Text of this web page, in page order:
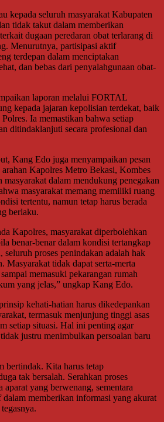
kepada seluruh masyarakat Kabupaten
tidak takut dalam memberikan
dugaan peredaran obat terlarang di
Menurutnya, partisipasi aktif
terdepan dalam menciptakan
dan bebas dari penyalahgunaan obat-
laporan melalui FORTAL
kepada jajaran kepolisian terdekat, baik
Ia memastikan bahwa setiap
ditindaklanjuti secara profesional dan
Kang Edo juga menyampaikan pesan
Kapolres Metro Bekasi, Kombes
dalam mendukung penegakan
masyarakat memang memiliki ruang
tertentu, namun tetap harus berada
berlaku.
Kapolres, masyarakat diperbolehkan
benar-benar dalam kondisi tertangkap
proses penindakan adalah hak
Masyarakat tidak dapat serta-merta
memasuki pekarangan rumah
yang jelas,” ungkap Kang Edo.
kehati-hatian harus dikedepankan
termasuk menjunjung tinggi asas
setiap situasi. Hal ini penting agar
justru menimbulkan persoalan baru
bertindak. Kita harus tetap
tak bersalah. Serahkan proses
aparat yang berwenang, sementara
dalam memberikan informasi yang akurat